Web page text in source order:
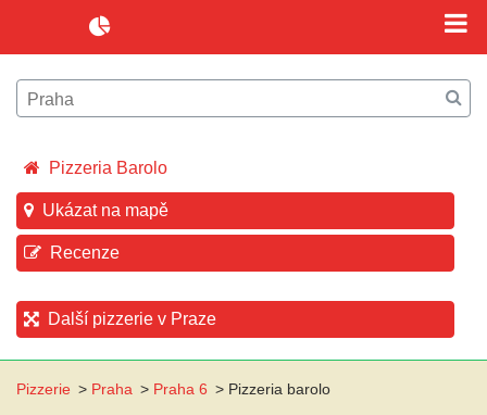
Pizzeria Barolo
Ukázat na mapě
Recenze
Další pizzerie v Praze
Pizzerie > Praha > Praha 6 > Pizzeria barolo